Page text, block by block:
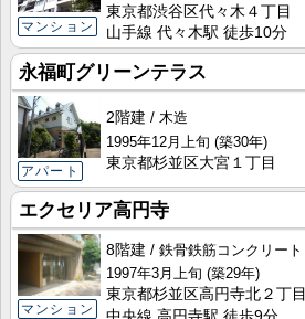
マンション
東京都渋谷区代々木４丁目
山手線 代々木駅 徒歩10分
永福町グリーンテラス
アパート
2階建
木造
1995年12月上旬 (築30年)
東京都杉並区大宮１丁目
エクセリア高円寺
マンション
8階建
鉄骨鉄筋コンクリート
1997年3月上旬 (築29年)
東京都杉並区高円寺北２丁目